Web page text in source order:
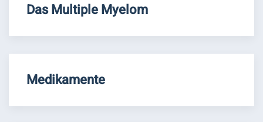
Das Multiple Myelom
Medikamente